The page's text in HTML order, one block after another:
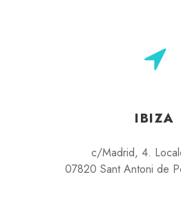
IBIZA
c/Madrid, 4.
07820 Sant Antoni de